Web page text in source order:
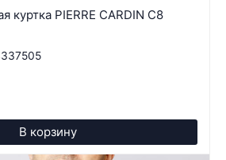
куртка PIERRE CARDIN C8
В корзину